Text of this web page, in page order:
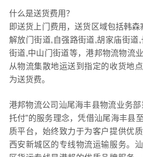
什么是送货费用？
即送货上门费用，送货区域包括韩森
解放门街道,自强路街道,胡家庙街道
街道,中山门街道等，港邦物流物流
从物流集散地运送到指定的收货地
为送货费。
港邦物流公司汕尾海丰县物流业务
托付”的服务理念，凭借汕尾海丰县
质平台，始终致力于为客户提供优
西安新城区的专线物流运输服务。